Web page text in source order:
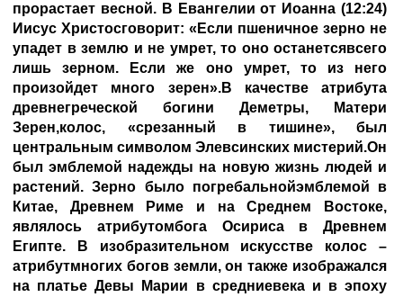
прорастает весной. В Евангелии от Иоанна (12:24)
Иисус Христосговорит: «Если пшеничное зерно не
упадет в землю и не умрет, то оно останетсявсего
лишь зерном. Если же оно умрет, то из него
произойдет много зерен».В качестве атрибута
древнегреческой богини Деметры, Матери
Зерен,колос, «срезанный в тишине», был
центральным символом Элевсинских мистерий.Он
был эмблемой надежды на новую жизнь людей и
растений. Зерно было погребальнойэмблемой в
Китае, Древнем Риме и на Среднем Востоке,
являлось атрибутомбога Осириса в Древнем
Египте. В изобразительном искусстве колос –
атрибутмногих богов земли, он также изображался
на платье Девы Марии в средниевека и в эпоху